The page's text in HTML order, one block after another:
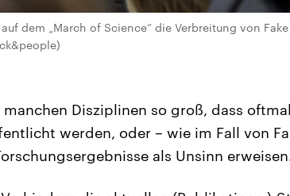
dem „March of Science“ die Verbreitung von
Disziplinen so groß, dass
werden, oder – wie im Fall von
als Unsinn